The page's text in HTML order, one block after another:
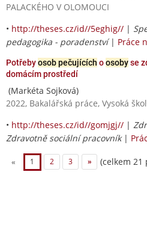
PALACKÉHO V OLOMOUCI
• http://theses.cz/id//5eghig// |
pedagogika - poradenství| Práce
Potřebyosob pečujících oosobyse
domácím prostředí
(Markéta Sojková)
2022, Bakalářská práce, Vysoká
• http://theses.cz/id//gomjgj// |
Zdravotně sociální pracovník|
« 1 2 3 » (celkem 21